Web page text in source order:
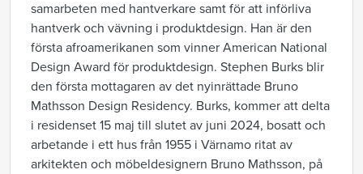
samarbeten med hantverkare samt för att införliva
hantverk och vävning i produktdesign. Han är den
första afroamerikanen som vinner American National
Design Award för produktdesign. Stephen Burks blir
den första mottagaren av det nyinrättade Bruno
Mathsson Design Residency. Burks, kommer att delta
i residenset 15 maj till slutet av juni 2024, bosatt och
arbetande i ett hus från 1955 i Värnamo ritat av
arkitekten och möbeldesignern Bruno Mathsson, på